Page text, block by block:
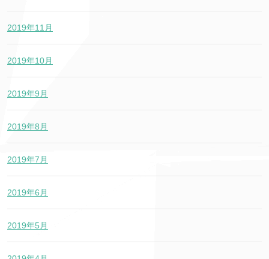
2019年11月
2019年10月
2019年9月
2019年8月
2019年7月
2019年6月
2019年5月